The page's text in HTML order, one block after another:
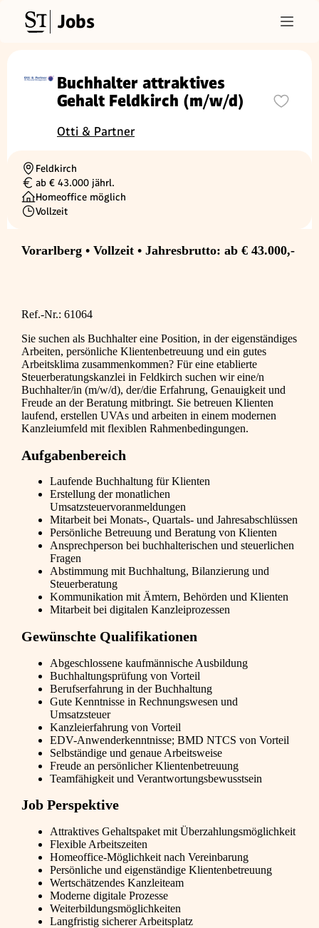
Jobs
Buchhalter attraktives
Gehalt Feldkirch (m/w/d)
Otti & Partner
Ortschaft
Feldkirch
Gehalt
ab € 43.000 jährl.
Homeoffice möglich
Beschäftigungsart
Vollzeit
Vorarlberg • Vollzeit • Jahresbrutto: ab € 43.000,-
Ref.-Nr.: 61064
Sie suchen als Buchhalter eine Position, in der eigenständiges
Arbeiten, persönliche Klientenbetreuung und ein gutes
Arbeitsklima zusammenkommen? Für eine etablierte
Steuerberatungskanzlei in Feldkirch suchen wir eine/n
Buchhalter/in (m/w/d), der/die Erfahrung, Genauigkeit und
Freude an der Beratung mitbringt. Sie betreuen Klienten
laufend, erstellen UVAs und arbeiten in einem modernen
Kanzleiumfeld mit flexiblen Rahmenbedingungen.
Aufgabenbereich
Laufende Buchhaltung für Klienten
Erstellung der monatlichen
Umsatzsteuervoranmeldungen
Mitarbeit bei Monats-, Quartals- und Jahresabschlüssen
Persönliche Betreuung und Beratung von Klienten
Ansprechperson bei buchhalterischen und steuerlichen
Fragen
Abstimmung mit Buchhaltung, Bilanzierung und
Steuerberatung
Kommunikation mit Ämtern, Behörden und Klienten
Mitarbeit bei digitalen Kanzleiprozessen
Gewünschte Qualifikationen
Abgeschlossene kaufmännische Ausbildung
Buchhaltungsprüfung von Vorteil
Berufserfahrung in der Buchhaltung
Gute Kenntnisse in Rechnungswesen und
Umsatzsteuer
Kanzleierfahrung von Vorteil
EDV-Anwenderkenntnisse; BMD NTCS von Vorteil
Selbständige und genaue Arbeitsweise
Freude an persönlicher Klientenbetreuung
Teamfähigkeit und Verantwortungsbewusstsein
Job Perspektive
Attraktives Gehaltspaket mit Überzahlungsmöglichkeit
Flexible Arbeitszeiten
Homeoffice-Möglichkeit nach Vereinbarung
Persönliche und eigenständige Klientenbetreuung
Wertschätzendes Kanzleiteam
Moderne digitale Prozesse
Weiterbildungsmöglichkeiten
Langfristig sicherer Arbeitsplatz